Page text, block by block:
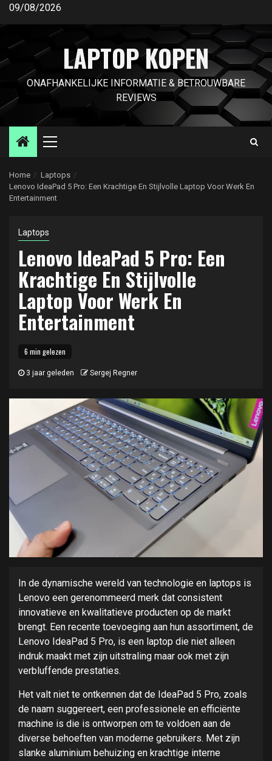
Ga
inhoud
09/08/2026
LAPTOP KOPEN
ONAFHANKELIJKE INFORMATIE & BETROUWBARE
REVIEWS
Primair
Home
Laptops
Lenovo IdeaPad 5 Pro: Een Krachtige En Stijlvolle Laptop Voor Werk En
Entertainment
Laptops
Lenovo IdeaPad 5 Pro: Een
Krachtige En Stijlvolle
Laptop Voor Werk En
Entertainment
6 min gelezen
3 jaar geleden Sergej Regner
In de dynamische wereld van technologie en laptops is
Lenovo een gerenommeerd merk dat consistent
innovatieve en kwalitatieve producten op de markt
brengt. Een recente toevoeging aan hun assortiment, de
Lenovo IdeaPad 5 Pro, is een laptop die niet alleen
indruk maakt met zijn uitstraling maar ook met zijn
verbluffende prestaties.
Het valt niet te ontkennen dat de IdeaPad 5 Pro, zoals
de naam suggereert, een professionele en efficiënte
machine is die is ontworpen om te voldoen aan de
diverse behoeften van moderne gebruikers. Met zijn
slanke aluminium behuizing en krachtige interne